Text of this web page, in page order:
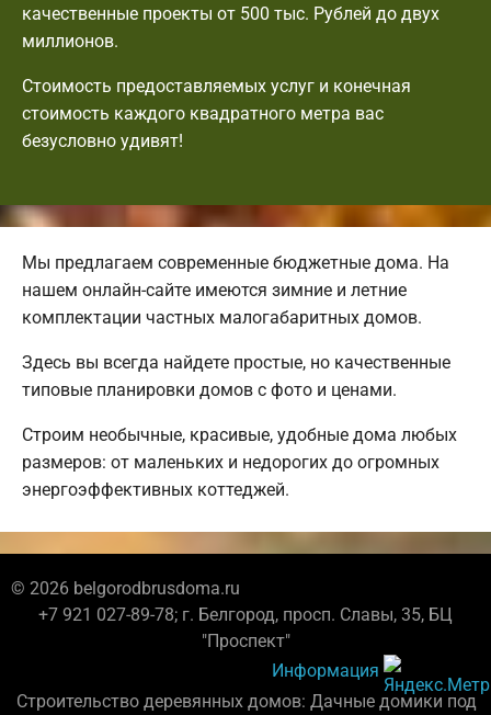
качественные проекты от 500 тыс. Рублей до двух
миллионов.
Стоимость предоставляемых услуг и конечная
стоимость каждого квадратного метра вас
безусловно удивят!
Мы предлагаем современные бюджетные дома. На
нашем онлайн-сайте имеются зимние и летние
комплектации частных малогабаритных домов.
Здесь вы всегда найдете простые, но качественные
типовые планировки домов с фото и ценами.
Строим необычные, красивые, удобные дома любых
размеров: от маленьких и недорогих до огромных
энергоэффективных коттеджей.
© 2026 belgorodbrusdoma.ru
+7 921 027-89-78; г. Белгород, просп. Славы, 35, БЦ
"Проспект"
Информация
Строительство деревянных домов: Дачные домики под